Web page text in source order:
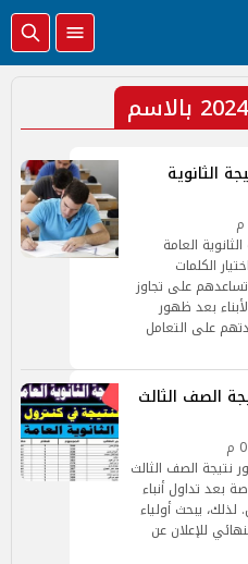
الثانوية
العامة
الكلمات
على تجاوز
بعد ظهور
على التعامل
الصف الثالث
نتيجة الصف الثالث
خاصة بعد تداول أنباء
يبحث أولياء
للإعلان عن